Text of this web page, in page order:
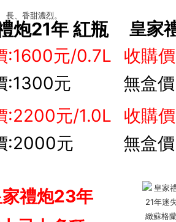
炮21年 紅瓶
皇家
:1600元/0.7L
:1300元
收購
無盒
:2200元/1.0L
:2000元
收購
無盒